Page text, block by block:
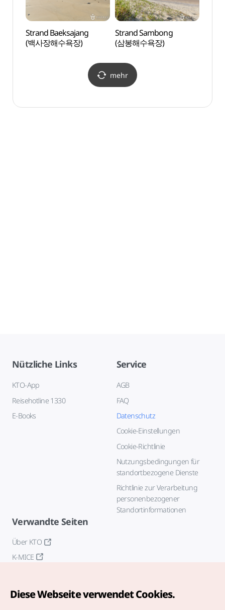
Strand Baeksajang
(백사장해수욕장)
Strand Sambong
(삼봉해수욕장)
mehr
Nützliche Links
KTO-App
Reisehotline 1330
E-Books
Service
AGB
FAQ
Datenschutz
Cookie-Einstellungen
Cookie-Richtlinie
Nutzungsbedingungen für
standortbezogene Dienste
Richtlinie zur Verarbeitung
personenbezogener
Standortinformationen
Verwandte Seiten
Über KTO
K-MICE
Diese Webseite verwendet Cookies.